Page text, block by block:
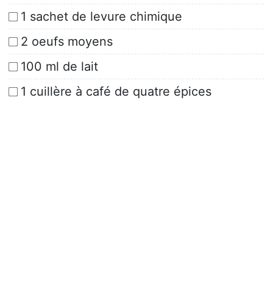
1 sachet de levure chimique
2 oeufs moyens
100 ml de lait
1 cuillère à café de quatre épices